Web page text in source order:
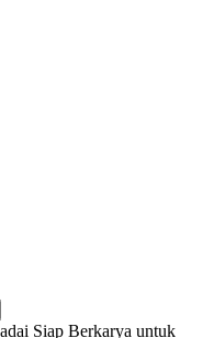
Siap Berkarya untuk